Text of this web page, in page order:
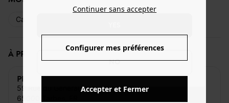
NO
Carte bancaire
À PROXIMITÉ DE CE MAGASIN
PROMOD TARBES FOCH
59 Rue du General Foch
65000 Tarbes, FR
Continuer sans accepter
Configurer mes préférences
Accepter et Fermer